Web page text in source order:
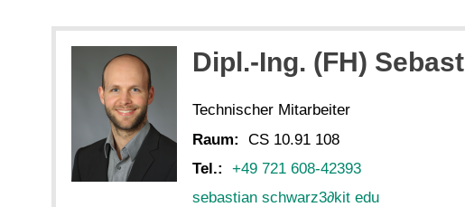
Dipl.-Ing. (FH)
Technischer Mitarbeiter
Raum:
CS 10.91 108
Tel.:
+49 721 608-42393
sebastian schwarz3∂kit edu